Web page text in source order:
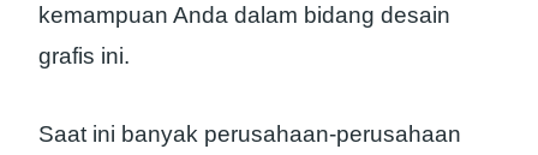
kemampuan Anda dalam bidang desain
grafis ini.
Saat ini banyak perusahaan-perusahaan